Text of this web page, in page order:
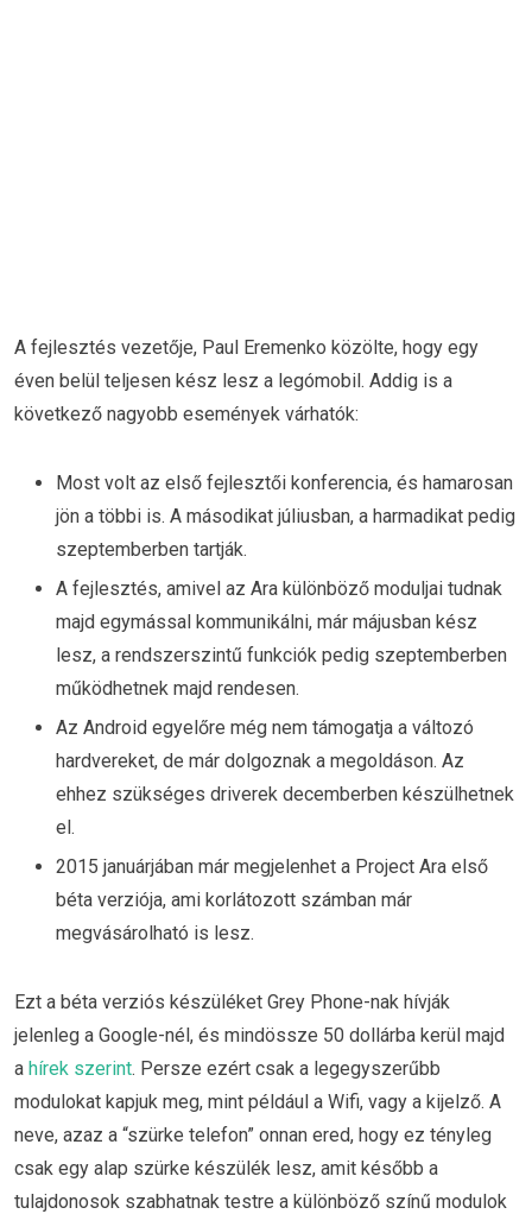
A fejlesztés vezetője, Paul Eremenko közölte, hogy egy
éven belül teljesen kész lesz a legómobil. Addig is a
következő nagyobb események várhatók:
Most volt az első fejlesztői konferencia, és hamarosan
jön a többi is. A másodikat júliusban, a harmadikat pedig
szeptemberben tartják.
A fejlesztés, amivel az Ara különböző moduljai tudnak
majd egymással kommunikálni, már májusban kész
lesz, a rendszerszintű funkciók pedig szeptemberben
működhetnek majd rendesen.
Az Android egyelőre még nem támogatja a változó
hardvereket, de már dolgoznak a megoldáson. Az
ehhez szükséges driverek decemberben készülhetnek
el.
2015 januárjában már megjelenhet a Project Ara első
béta verziója, ami korlátozott számban már
megvásárolható is lesz.
Ezt a béta verziós készüléket Grey Phone-nak hívják
jelenleg a Google-nél, és mindössze 50 dollárba kerül majd
a hírek szerint. Persze ezért csak a legegyszerűbb
modulokat kapjuk meg, mint például a Wifi, vagy a kijelző. A
neve, azaz a “szürke telefon” onnan ered, hogy ez tényleg
csak egy alap szürke készülék lesz, amit később a
tulajdonosok szabhatnak testre a különböző színű modulok